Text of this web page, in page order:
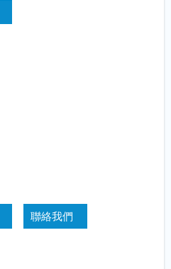
聯絡我們